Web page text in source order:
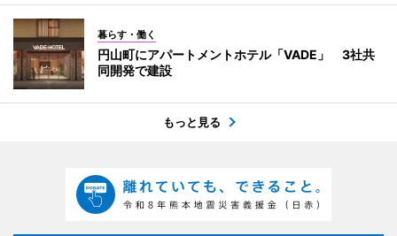
暮らす・働く
円山町にアパートメントホテル「VADE」 3社共
同開発で建設
もっと見る